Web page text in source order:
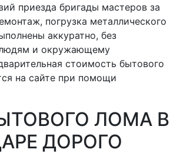
приезда бригады мастеров за
погрузка металлического
аккуратно, без
людям и окружающему
стоимость бытового
на сайте при помощи
ЛОМА В
ДОРОГО